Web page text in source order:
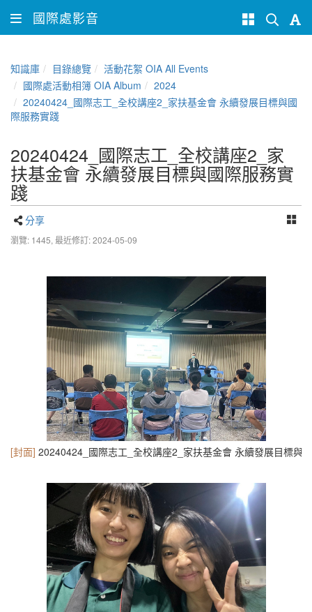
國際處影音
知識庫 目錄總覽
活動花絮 OIA All Events
國際處活動相簿 OIA Album
2024
20240424_國際志工_全校講座2_家扶基金會 永續發展目標與國
際服務實踐
20240424_國際志工_全校講座2_家
扶基金會 永續發展目標與國際服務實
踐
分享
瀏覽: 1445, 最近修訂: 2024-05-09
[封面] 20240424_國際志工_全校講座2_家扶基金會 永續發展目標與